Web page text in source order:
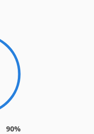
90%